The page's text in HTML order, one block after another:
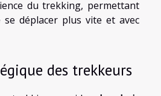
du trekking, permettant
déplacer plus vite et avec
des trekkeurs